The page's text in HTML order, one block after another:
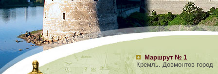
Маршрут № 1
Кремль. Довмонтов город